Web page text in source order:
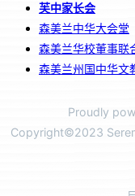
芙中家长会
森美兰中华大会堂
森美兰华校董事联
森美兰州国中华文
Proudly
Copyright©2023